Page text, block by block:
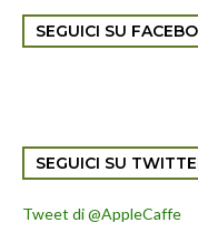
SEGUICI SU
SEGUICI SU
Tweet di @AppleCaffe